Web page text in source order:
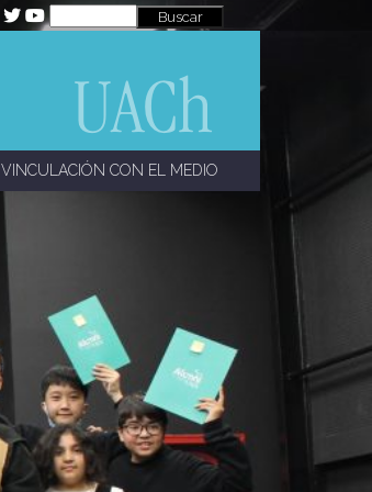
VINCULACIÓN CON EL MEDIO